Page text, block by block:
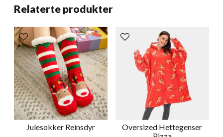
Relaterte produkter
Julesokker Reinsdyr
Oversized Hettegenser